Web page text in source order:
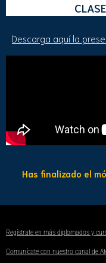
Descarga aquí la
Has finalizado el
Regístrate en más diplomados y
Comunícate con nuestro canal de